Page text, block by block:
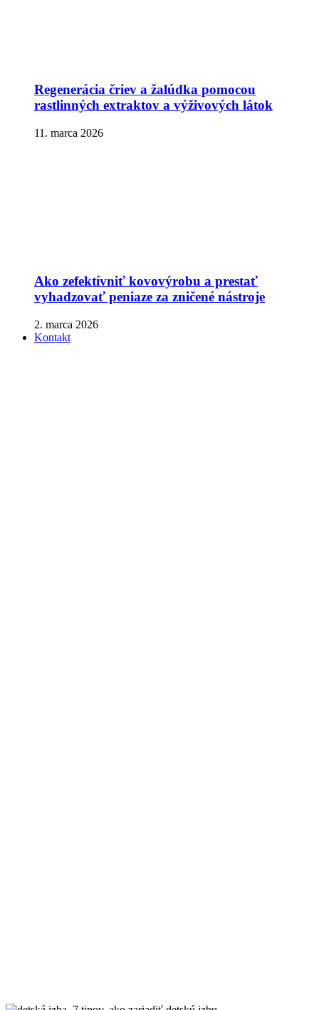
Regenerácia čriev a žalúdka pomocou
rastlinných extraktov a výživových látok
11. marca 2026
Ako zefektívniť kovovýrobu a prestať
vyhadzovať peniaze za zničené nástroje
2. marca 2026
Kontakt